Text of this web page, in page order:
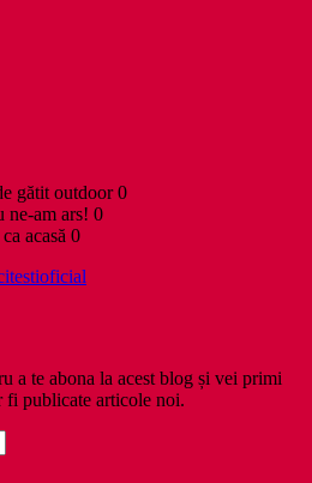
gătit outdoor 0
ne-am ars! 0
acasă 0
a te abona la acest blog și vei primi
publicate articole noi.